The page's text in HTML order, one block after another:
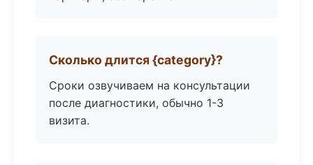
Сколько длится {category}?
Сроки озвучиваем на консультации
после диагностики, обычно 1-3
визита.